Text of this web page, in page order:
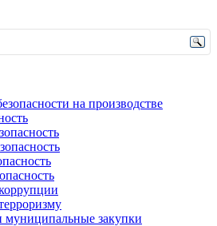
на производстве
муниципальные закупки